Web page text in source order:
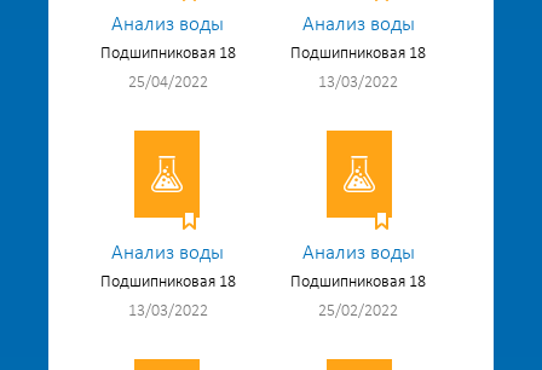
Анализ воды
Подшипниковая 18
25/04/2022
Анализ воды
Подшипниковая 18
13/03/2022
Анализ воды
Подшипниковая 18
13/03/2022
Анализ воды
Подшипниковая 18
25/02/2022